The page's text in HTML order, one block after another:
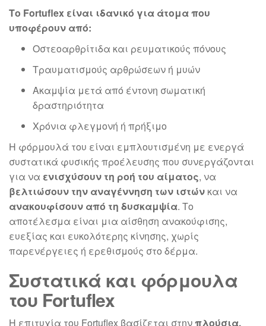
Το Fortuflex είναι ιδανικό για άτομα που
υποφέρουν από:
Οστεοαρθρίτιδα και ρευματικούς πόνους
Τραυματισμούς αρθρώσεων ή μυών
Ακαμψία μετά από έντονη σωματική
δραστηριότητα
Χρόνια φλεγμονή ή πρήξιμο
Η φόρμουλά του είναι εμπλουτισμένη με ενεργά
συστατικά φυσικής προέλευσης που συνεργάζονται
για να ενισχύσουν τη ροή του αίματος, να
βελτιώσουν την αναγέννηση των ιστών και να
ανακουφίσουν από τη δυσκαμψία. Το
αποτέλεσμα είναι μια αίσθηση ανακούφισης,
ευεξίας και ευκολότερης κίνησης, χωρίς
παρενέργειες ή ερεθισμούς στο δέρμα.
Συστατικά και φόρμουλα
του Fortuflex
Η επιτυχία του Fortuflex βασίζεται στηνπλούσια,